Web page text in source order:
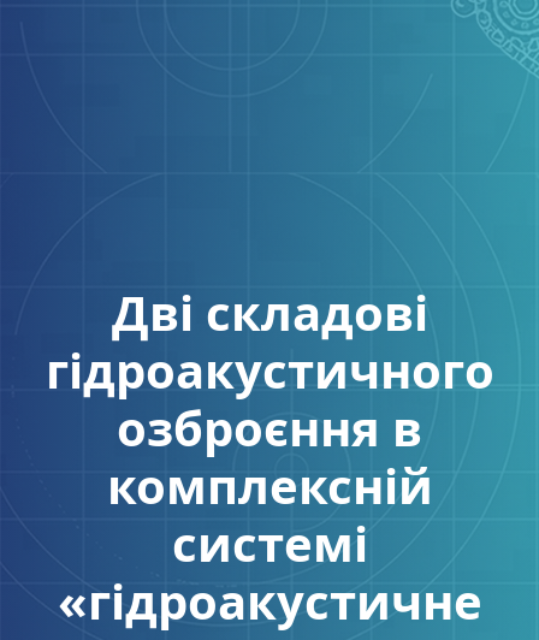
Дві складові
гідроакустичного
озброєння в
комплексній
системі
«гідроакустичне